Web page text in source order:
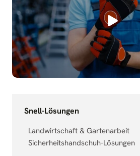
Snell-Lösungen
Landwirtschaft & Gartenarbeit
Sicherheitshandschuh-Lösungen